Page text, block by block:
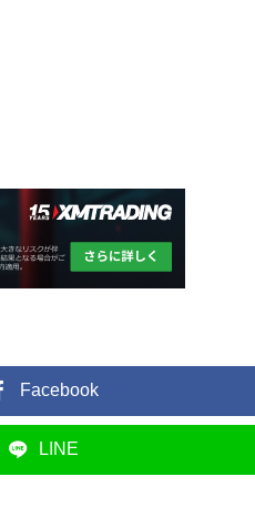
Facebook
LINE